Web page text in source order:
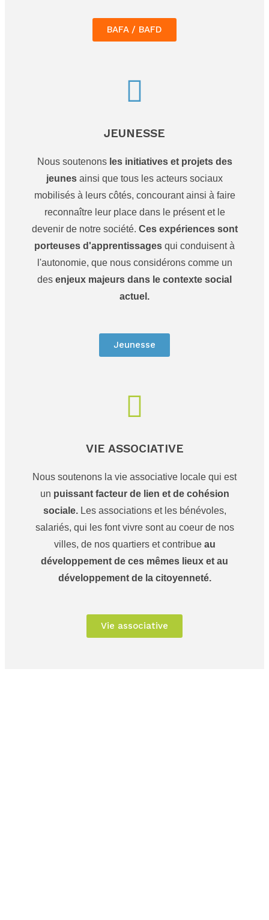
BAFA / BAFD
JEUNESSE
Nous soutenons les initiatives et projets des
jeunes ainsi que tous les acteurs sociaux
mobilisés à leurs côtés, concourant ainsi à faire
reconnaître leur place dans le présent et le
devenir de notre société. Ces expériences sont
porteuses d'apprentissages qui conduisent à
l'autonomie, que nous considérons comme un
des enjeux majeurs dans le contexte social
actuel.
Jeunesse
VIE ASSOCIATIVE
Nous soutenons la vie associative locale qui est
un puissant facteur de lien et de cohésion
sociale.Les associations et les bénévoles,
salariés, qui les font vivre sont au coeur de nos
villes, de nos quartiers et contribue au
développement de ces mêmes lieux et au
développement de la citoyenneté.
Vie associative